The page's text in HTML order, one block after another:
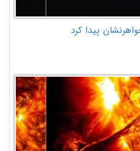
پیدا کرد